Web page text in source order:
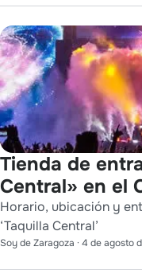
Tienda de
Central» en el
Horario, ubicación y
‘Taquilla Central’
Soy de Zaragoza · 4 de agosto